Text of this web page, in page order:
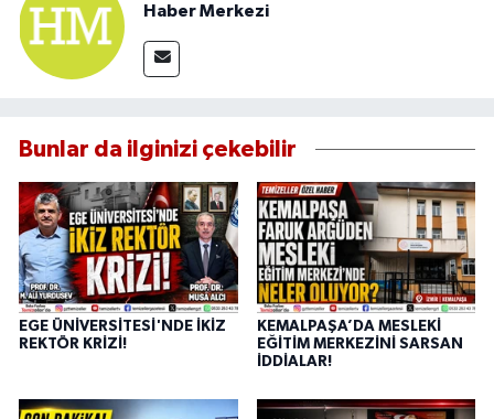
Haber Merkezi
Bunlar da ilginizi çekebilir
EGE ÜNİVERSİTESİ'NDE İKİZ
REKTÖR KRİZİ!
KEMALPAŞA’DA MESLEKİ
EĞİTİM MERKEZİNİ SARSAN
İDDİALAR!